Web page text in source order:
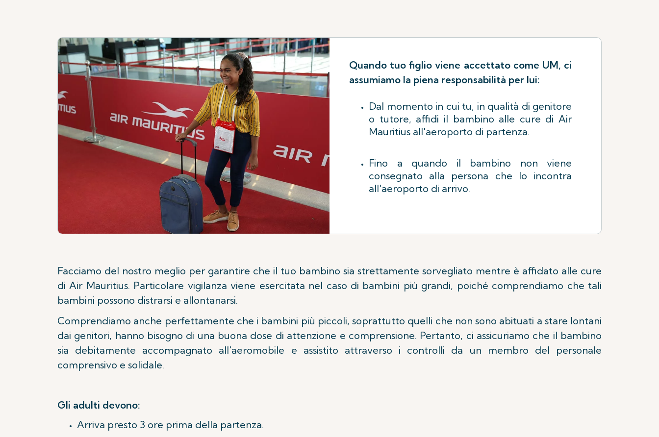
Quando tuo figlio viene accettato come UM, ci
assumiamo la piena responsabilità per lui:
Dal momento in cui tu, in qualità di genitore
o tutore, affidi il bambino alle cure di Air
Mauritius all'aeroporto di partenza.
Fino a quando il bambino non viene
consegnato alla persona che lo incontra
all'aeroporto di arrivo.
Facciamo del nostro meglio per garantire che il tuo bambino sia strettamente sorvegliato mentre è affidato alle cure
di Air Mauritius. Particolare vigilanza viene esercitata nel caso di bambini più grandi, poiché comprendiamo che tali
bambini possono distrarsi e allontanarsi.
Comprendiamo anche perfettamente che i bambini più piccoli, soprattutto quelli che non sono abituati a stare lontani
dai genitori, hanno bisogno di una buona dose di attenzione e comprensione. Pertanto, ci assicuriamo che il bambino
sia debitamente accompagnato all'aeromobile e assistito attraverso i controlli da un membro del personale
comprensivo e solidale.
Gli adulti devono:
Arriva presto 3 ore prima della partenza.